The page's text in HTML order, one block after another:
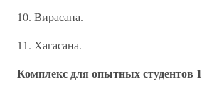
10. Вирасана.
11. Хагасана.
Комплекс для опытных студентов 1